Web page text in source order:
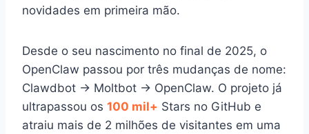
novidades em primeira mão.
Desde o seu nascimento no final de 2025, o
OpenClaw passou por três mudanças de nome:
Clawdbot → Moltbot → OpenClaw. O projeto já
ultrapassou os 100 mil+ Stars no GitHub e
atraiu mais de 2 milhões de visitantes em uma